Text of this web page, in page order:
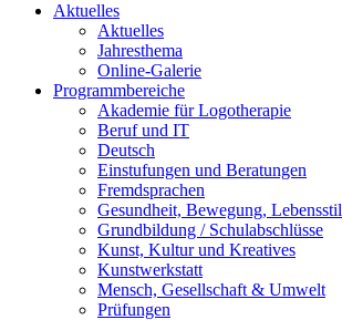
Aktuelles
Aktuelles
Jahresthema
Online-Galerie
Programmbereiche
Akademie für Logotherapie
Beruf und IT
Deutsch
Einstufungen und Beratungen
Fremdsprachen
Gesundheit, Bewegung, Lebensstil
Grundbildung / Schulabschlüsse
Kunst, Kultur und Kreatives
Kunstwerkstatt
Mensch, Gesellschaft & Umwelt
Prüfungen